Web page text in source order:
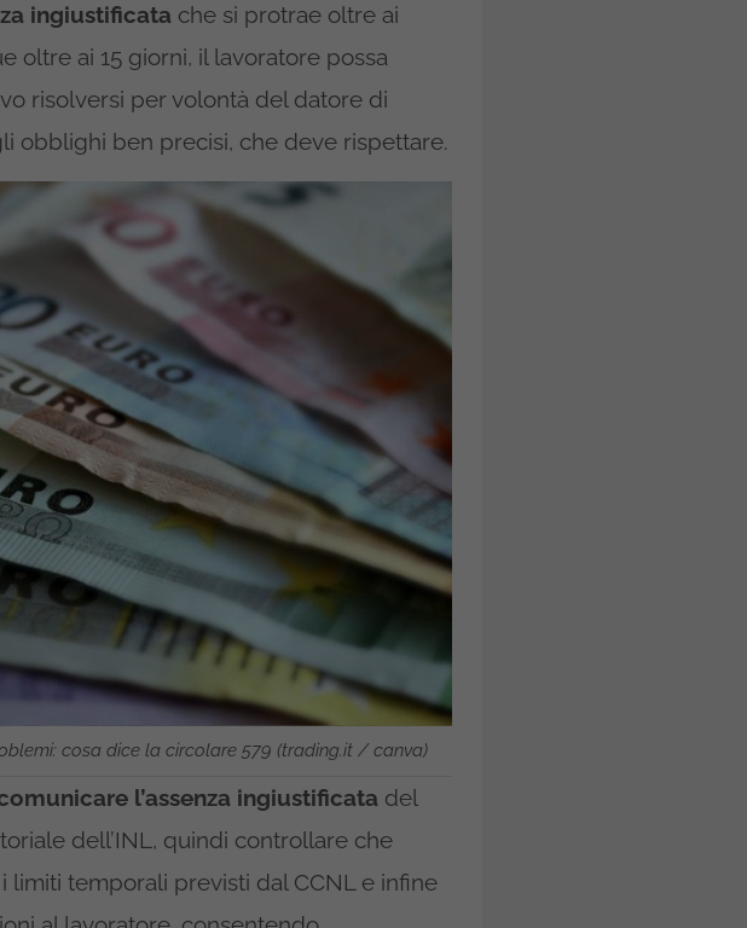
ingiustificata che si protrae oltre ai
oltre ai 15 giorni, il lavoratore possa
risolversi per volontà del datore di
obblighi ben precisi, che deve rispettare.
cosa dice la circolare 579 (trading.it / canva)
l’assenza ingiustificata del
dell’INL, quindi controllare che
limiti temporali previsti dal CCNL e infine